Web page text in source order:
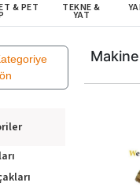
& PET TEKNE &
YAT